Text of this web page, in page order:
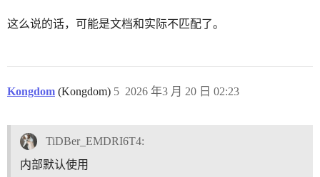
这么说的话，可能是文档和实际不匹配了。
Kongdom (Kongdom) 2026 年3 月 20 日 02:23
5
TiDBer_EMDRI6T4:
内部默认使用